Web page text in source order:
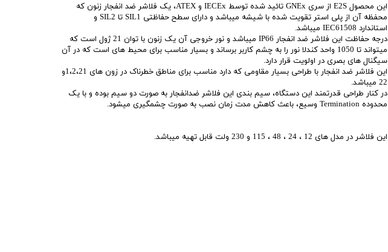
این محصول E2S از سری GNEx تائید شده توسط IECEx و ATEX، یک فلاشر ضد انفجار زنون که
محفظه آن از پلی استر تقویت شده با شیشه میباشد و دارای سطح حفاظتی SIL1 تا SIL2 و
استاندارد IEC61508 میباشد.
درجه حفاظت این فلاشر ضد انفجار IP66 میباشد و نور خروجی آن یک زنون با توان 21 ژول است که
میتواند تا 1050 واحد کندلا نور را به چشم کاربر برساند و بسیار مناسب برای محیط های است که در آن
سیگنال های بصری در اولویت قرار دارد.
این فلاشر ضد انفجار با طراحی بسیار مقاومی که دارد مناسب برای مناطق خطرناک در زون های 1،2،21و
22 میباشد.
در کنار طراحی قدرتمند این دستگاه، سیم بندی این فلاشر ضدانفجار به صورت دو سیم بوده و با یک
محدوده Termination وسیع، باعث کاهش مدت زمان نصب به صورت چشمگیری میشود.
این فلاشر در مدل های 12 ، 24 ، 48 ، 115 و 230 ولت قابل تهیه میباشد.